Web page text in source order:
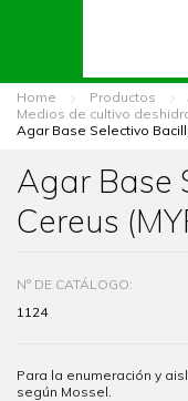
Home Productos
Medios de cultivo
Agar Base Selectivo
Agar Base
Cereus
Nº DE CATÁLOGO:
1124
Para la enumeración y
según Mossel.